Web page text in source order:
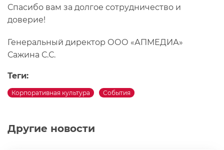
Другие новости
Спасибо вам за долгое сотрудничество и
доверие!
Генеральный директор ООО «АПМЕДИА»
Сажина С.С.
Теги:
Корпоративная культура События